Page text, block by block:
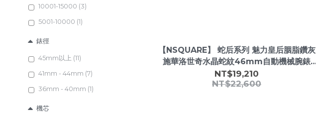
10001-15000 (3)
5001-10000 (1)
錶徑
45mm以上 (11)
41mm - 44mm (7)
36mm - 40mm (1)
機芯
【NSQUARE】 蛇后系列 魅力皇后胭脂鑽灰
施華洛世奇水晶蛇紋46mm自動機械腕錶
L0471
NT$19,210
NT$22,600